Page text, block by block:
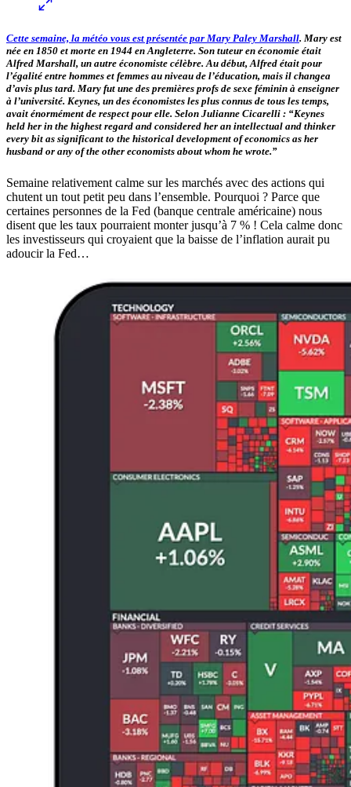
Cette semaine, la météo vous est présentée par Mary Paley Marshall. Mary est
née en 1850 et morte en 1944 en Angleterre. Son tuteur en économie était
Alfred Marshall, un autre économiste célèbre. Au début, Alfred était pour
l’égalité entre hommes et femmes au niveau de l’éducation, mais il changea
d’avis plus tard. Mary fut une des premières profs de sexe féminin à enseigner
à l’université. Keynes, un des économistes les plus connus de tous les temps,
avait énormément de respect pour elle. Selon Julianne Cicarelli : “Keynes
held her in the highest regard and considered her an intellectual and thinker
every bit as significant to the historical development of economics as her
husband or any of the other economists about whom he wrote.”
Semaine relativement calme sur les marchés avec des actions qui
chutent un tout petit peu dans l’ensemble. Pourquoi ? Parce que
certaines personnes de la Fed (banque centrale américaine) nous
disent que les taux pourraient monter jusqu’à 7 % ! Cela calme donc
les investisseurs qui croyaient que la baisse de l’inflation aurait pu
adoucir la Fed…